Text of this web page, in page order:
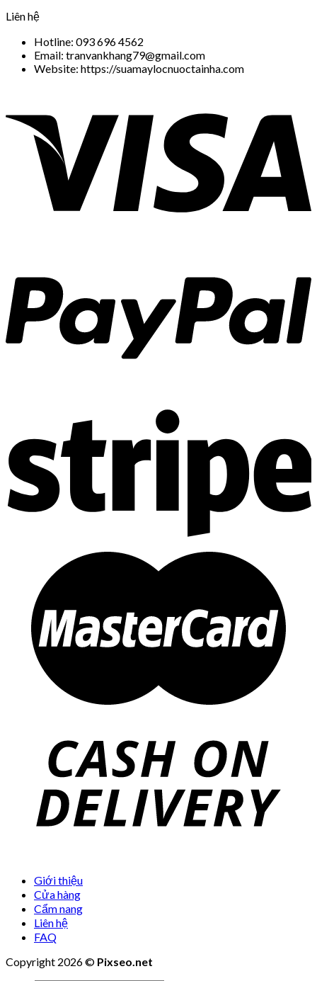
Liên hệ
Hotline: 093 696 4562
Email: tranvankhang79@gmail.com
Website: https://suamaylocnuoctainha.com
Giới thiệu
Cửa hàng
Cẩm nang
Liên hệ
FAQ
Copyright 2026 © Pixseo.net